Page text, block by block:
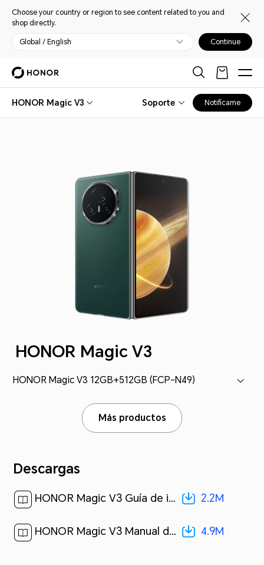
Choose your country or region to see content related to you and
shop directly.
Global / English Continue
HONOR Magic V3 Soporte Notifícame
HONOR Magic V3
HONOR Magic V3 12GB+512GB (FCP-N49)
Más productos
Descargas
HONOR Magic V3 Guía de inicio rápido-(Magic OS 8.0_02,FCP-N49,es)[ 2.2M ] 2.2M
HONOR Magic V3 Manual del usuario-(MagicOS 8.0_01,es)[ 4.9M ] 4.9M